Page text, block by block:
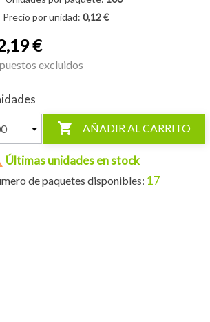
Precio por unidad: 0,12 €
€
excluidos
 AÑADIR AL CARRITO
Últimas unidades en stock
de paquetes disponibles: 17